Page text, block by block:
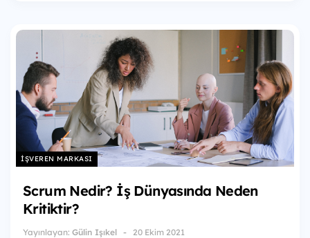
İŞVEREN MARKASI
Scrum Nedir? İş Dünyasında Neden
Kritiktir?
Yayınlayan: Gülin Işıkel 20 Ekim 2021